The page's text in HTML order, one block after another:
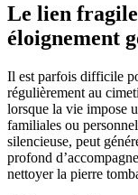
Le lien
éloignement
Il est parfois difficile
régulièrement au
lorsque la vie impose
familiales ou
silencieuse, peut
profond
nettoyer la pierre